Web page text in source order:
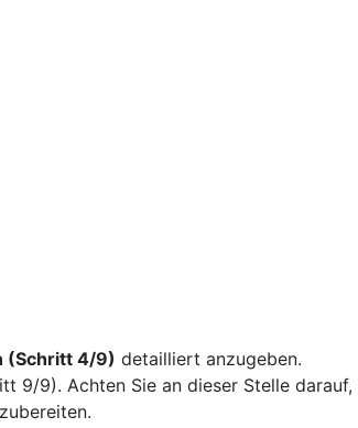
(Schritt 4/9) detailliert anzugeben.
9/9). Achten Sie an dieser Stelle darauf,